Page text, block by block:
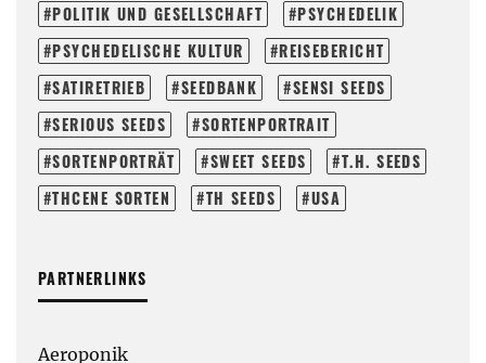
POLITIK UND GESELLSCHAFT
PSYCHEDELIK
PSYCHEDELISCHE KULTUR
REISEBERICHT
SATIRETRIEB
SEEDBANK
SENSI SEEDS
SERIOUS SEEDS
SORTENPORTRAIT
SORTENPORTRÄT
SWEET SEEDS
T.H. SEEDS
THCENE SORTEN
TH SEEDS USA
PARTNERLINKS
Aeroponik